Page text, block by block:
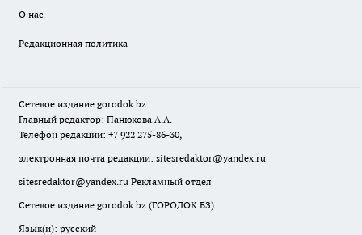
О нас
Редакционная политика
Сетевое издание gorodok.bz
Главный редактор: Панюкова А.А.
Телефон редакции: +7 922 275-86-30,
электронная почта редакции: sitesredaktor@yandex.ru
sitesredaktor@yandex.ru Рекламный отдел
Сетевое издание gorodok.bz (ГОРОДОК.БЗ)
Язык(и): русский